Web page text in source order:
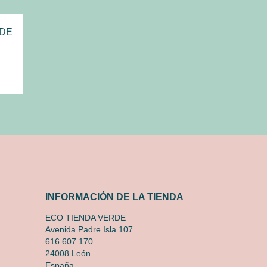
INFORMACIÓN DE LA TIENDA
ECO TIENDA VERDE
Avenida Padre Isla 107
616 607 170
24008 León